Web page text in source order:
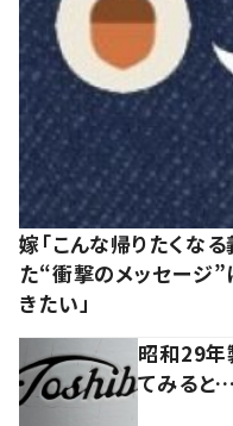
嫁「こんな帰りたくな
た“衝撃のメッセージ”
きたい」
昭和29年
てみると